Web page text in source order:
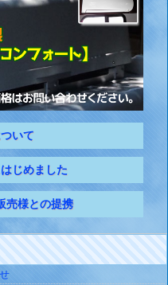
いて
じめました
売様との提携